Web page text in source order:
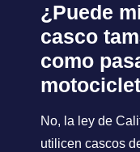
¿Puede
casco
como
No, la ley de
utilicen cascos